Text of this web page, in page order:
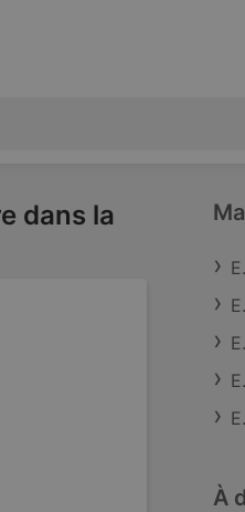
dans la
À